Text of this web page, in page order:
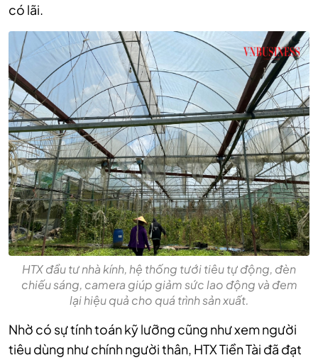
có lãi.
HTX đầu tư nhà kính, hệ thống tưới tiêu tự động, đèn
chiếu sáng, camera giúp giảm sức lao động và đem
lại hiệu quả cho quá trình sản xuất.
Nhờ có sự tính toán kỹ lưỡng cũng như xem người
tiêu dùng như chính người thân, HTX Tiền Tài đã đạt